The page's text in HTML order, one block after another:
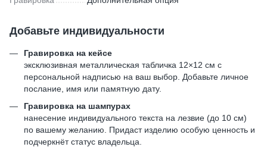
Добавьте индивидуальности
Гравировка на кейсе
эксклюзивная металлическая табличка 12×12 см с
персональной надписью на ваш выбор. Добавьте личное
послание, имя или памятную дату.
Гравировка на шампурах
нанесение индивидуального текста на лезвие (до 10 см)
по вашему желанию. Придаст изделию особую ценность и
подчеркнёт статус владельца.